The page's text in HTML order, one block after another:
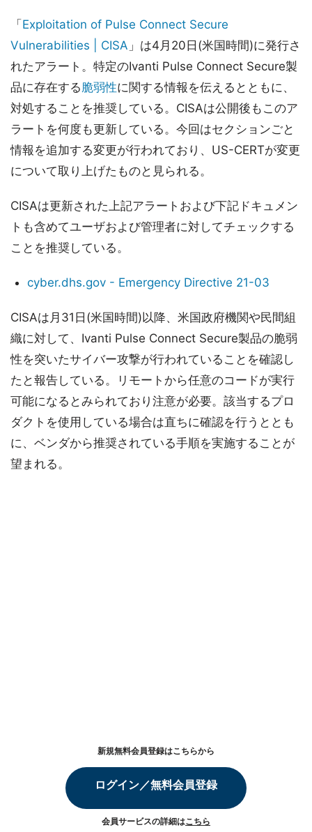
「 Exploitation of Pulse Connect Secure
Vulnerabilities | CISA 」は4月20日(米国時間)に発行さ
れたアラート。特定のIvanti Pulse Connect Secure製
品に存在する脆弱性に関する情報を伝えるとともに、
対処することを推奨している。CISAは公開後もこのア
ラートを何度も更新している。今回はセクションごと
情報を追加する変更が行われており、US-CERTが変更
について取り上げたものと見られる。
CISAは更新された上記アラートおよび下記ドキュメン
トも含めてユーザおよび管理者に対してチェックする
ことを推奨している。
cyber.dhs.gov - Emergency Directive 21-03
CISAは月31日(米国時間)以降、米国政府機関や民間組
織に対して、Ivanti Pulse Connect Secure製品の脆弱
性を突いたサイバー攻撃が行われていることを確認し
たと報告している。リモートから任意のコードが実行
可能になるとみられており注意が必要。該当するプロ
ダクトを使用している場合は直ちに確認を行うととも
に、ベンダから推奨されている手順を実施することが
望まれる。
新規無料会員登録はこちらから
ログイン／無料会員登録
会員サービスの詳細はこちら